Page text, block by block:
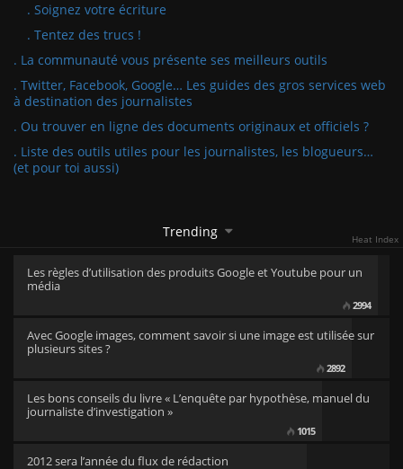
. Soignez votre écriture
. Tentez des trucs !
. La communauté vous présente ses meilleurs outils
. Twitter, Facebook, Google… Les guides des gros services web
à destination des journalistes
. Ou trouver en ligne des documents originaux et officiels ?
. Liste des outils utiles pour les journalistes, les blogueurs…
(et pour toi aussi)
Trending Heat Index
Les règles d’utilisation des produits Google et Youtube pour un
média
2994
Avec Google images, comment savoir si une image est utilisée sur
plusieurs sites ?
2892
Les bons conseils du livre « L’enquête par hypothèse, manuel du
journaliste d’investigation »
1015
2012 sera l’année du flux de rédaction